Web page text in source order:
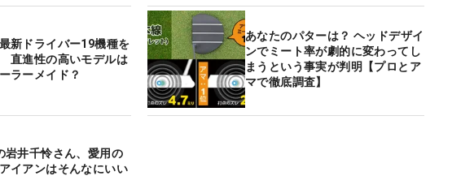
新ドライバー19機種を
直進性の高いモデルは
ラーメイド？
あなたのパターは？ ヘッドデザイ
ンでミート率が劇的に変わってし
まうという事実が判明【プロとア
マで徹底調査】
岩井千怜さん、愛用の
イアンはそんなにいい